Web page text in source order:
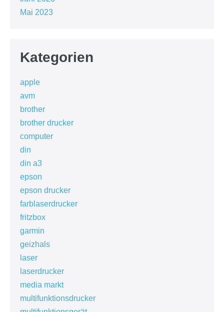
Mai 2023
Kategorien
apple
avm
brother
brother drucker
computer
din
din a3
epson
epson drucker
farblaserdrucker
fritzbox
garmin
geizhals
laser
laserdrucker
media markt
multifunktionsdrucker